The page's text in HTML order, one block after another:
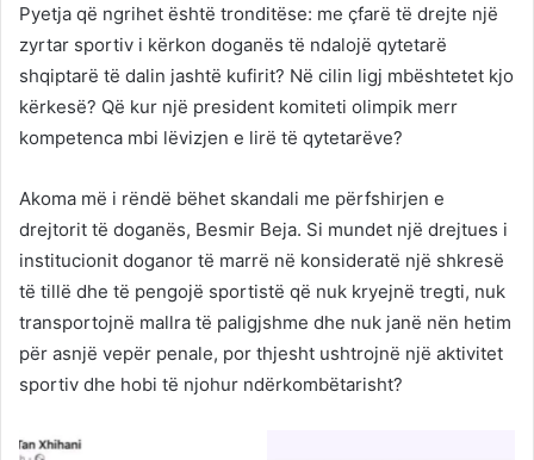
Pyetja që ngrihet është tronditëse: me çfarë të drejte një
zyrtar sportiv i kërkon doganës të ndalojë qytetarë
shqiptarë të dalin jashtë kufirit? Në cilin ligj mbështetet kjo
kërkesë? Që kur një president komiteti olimpik merr
kompetenca mbi lëvizjen e lirë të qytetarëve?
Akoma më i rëndë bëhet skandali me përfshirjen e
drejtorit të doganës, Besmir Beja. Si mundet një drejtues i
institucionit doganor të marrë në konsideratë një shkresë
të tillë dhe të pengojë sportistë që nuk kryejnë tregti, nuk
transportojnë mallra të paligjshme dhe nuk janë nën hetim
për asnjë vepër penale, por thjesht ushtrojnë një aktivitet
sportiv dhe hobi të njohur ndërkombëtarisht?